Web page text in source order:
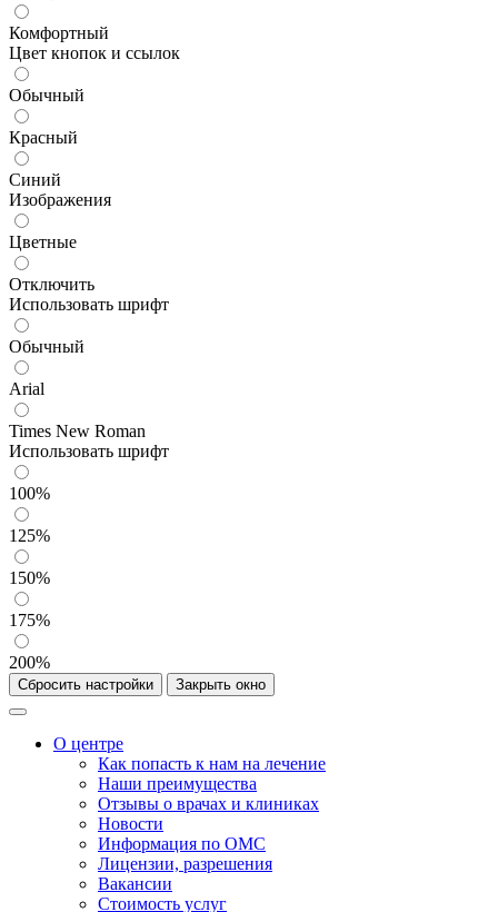
Комфортный
Цвет кнопок и ссылок
Обычный
Красный
Синий
Изображения
Цветные
Отключить
Использовать шрифт
Обычный
Arial
Times New Roman
Использовать шрифт
100%
125%
150%
175%
200%
Сбросить настройки Закрыть окно
О центре
Как попасть к нам на лечение
Наши преимущества
Отзывы о врачах и клиниках
Новости
Информация по ОМС
Лицензии, разрешения
Вакансии
Стоимость услуг